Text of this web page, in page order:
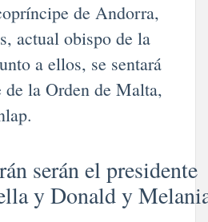
de Andorra,
actual obispo de la
a ellos, se sentará
la Orden de Malta,
serán el presidente
y Donald y